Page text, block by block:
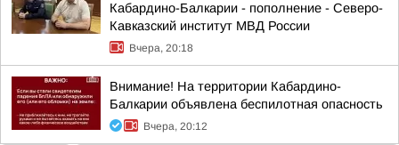
Кабардино-Балкарии - пополнение - Северо-
Кавказский институт МВД России
Вчера, 20:18
Внимание! На территории Кабардино-
Балкарии объявлена беспилотная опасность
Вчера, 20:12